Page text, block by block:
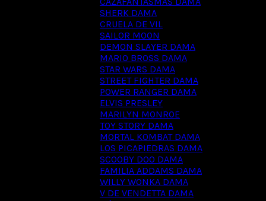
SHERK DAMA
CRUELA DE VIL
SAILOR MOON
DEMON SLAYER DAMA
MARIO BROSS DAMA
STAR WARS DAMA
STREET FIGHTER DAMA
POWER RANGER DAMA
ELVIS PRESLEY
MARILYN MONROE
TOY STORY DAMA
MORTAL KOMBAT DAMA
LOS PICAPIEDRAS DAMA
SCOOBY DOO DAMA
FAMILIA ADDAMS DAMA
WILLY WONKA DAMA
V DE VENDETTA DAMA